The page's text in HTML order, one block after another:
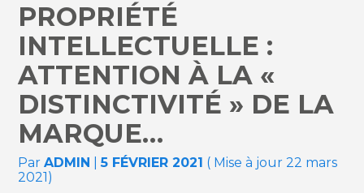
PROPRIÉTÉ
INTELLECTUELLE :
ATTENTION À LA «
DISTINCTIVITÉ » DE LA
MARQUE…
ParADMIN |5 FÉVRIER 2021 ( Mise à jour 22 mars
2021)